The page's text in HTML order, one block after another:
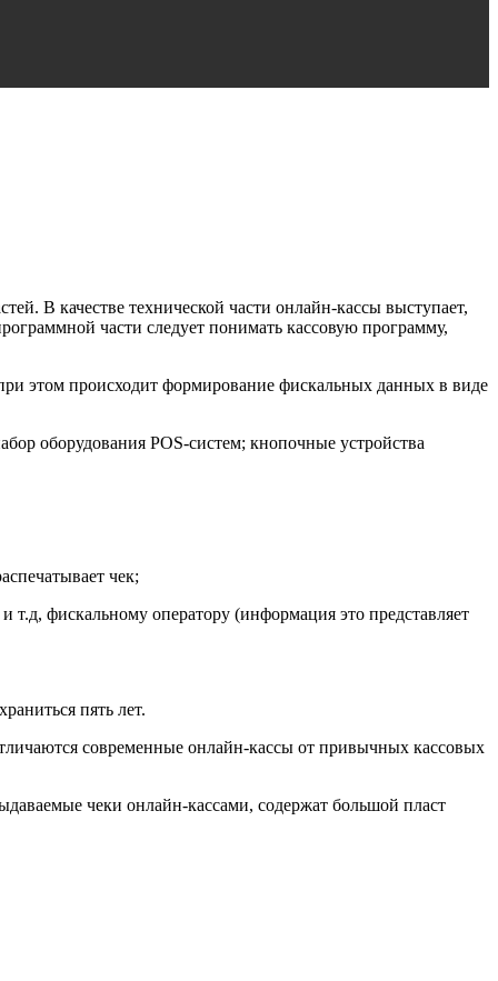
В качестве технической части онлайн-кассы выступает,
части следует понимать кассовую программу,
этом происходит формирование фискальных данных в виде
оборудования POS-систем; кнопочные устройства
чек;
т.д, фискальному оператору (информация это представляет
пять лет.
современные онлайн-кассы от привычных кассовых
чеки онлайн-кассами, содержат большой пласт